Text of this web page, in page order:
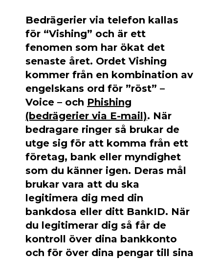
Bedrägerier via telefon kallas
för “Vishing” och är ett
fenomen som har ökat det
senaste året. Ordet Vishing
kommer från en kombination av
engelskans ord för ”röst” –
Voice – och Phishing
(bedrägerier via E-mail). När
bedragare ringer så brukar de
utge sig för att komma från ett
företag, bank eller myndighet
som du känner igen. Deras mål
brukar vara att du ska
legitimera dig med din
bankdosa eller ditt BankID. När
du legitimerar dig så får de
kontroll över dina bankkonto
och för över dina pengar till sina